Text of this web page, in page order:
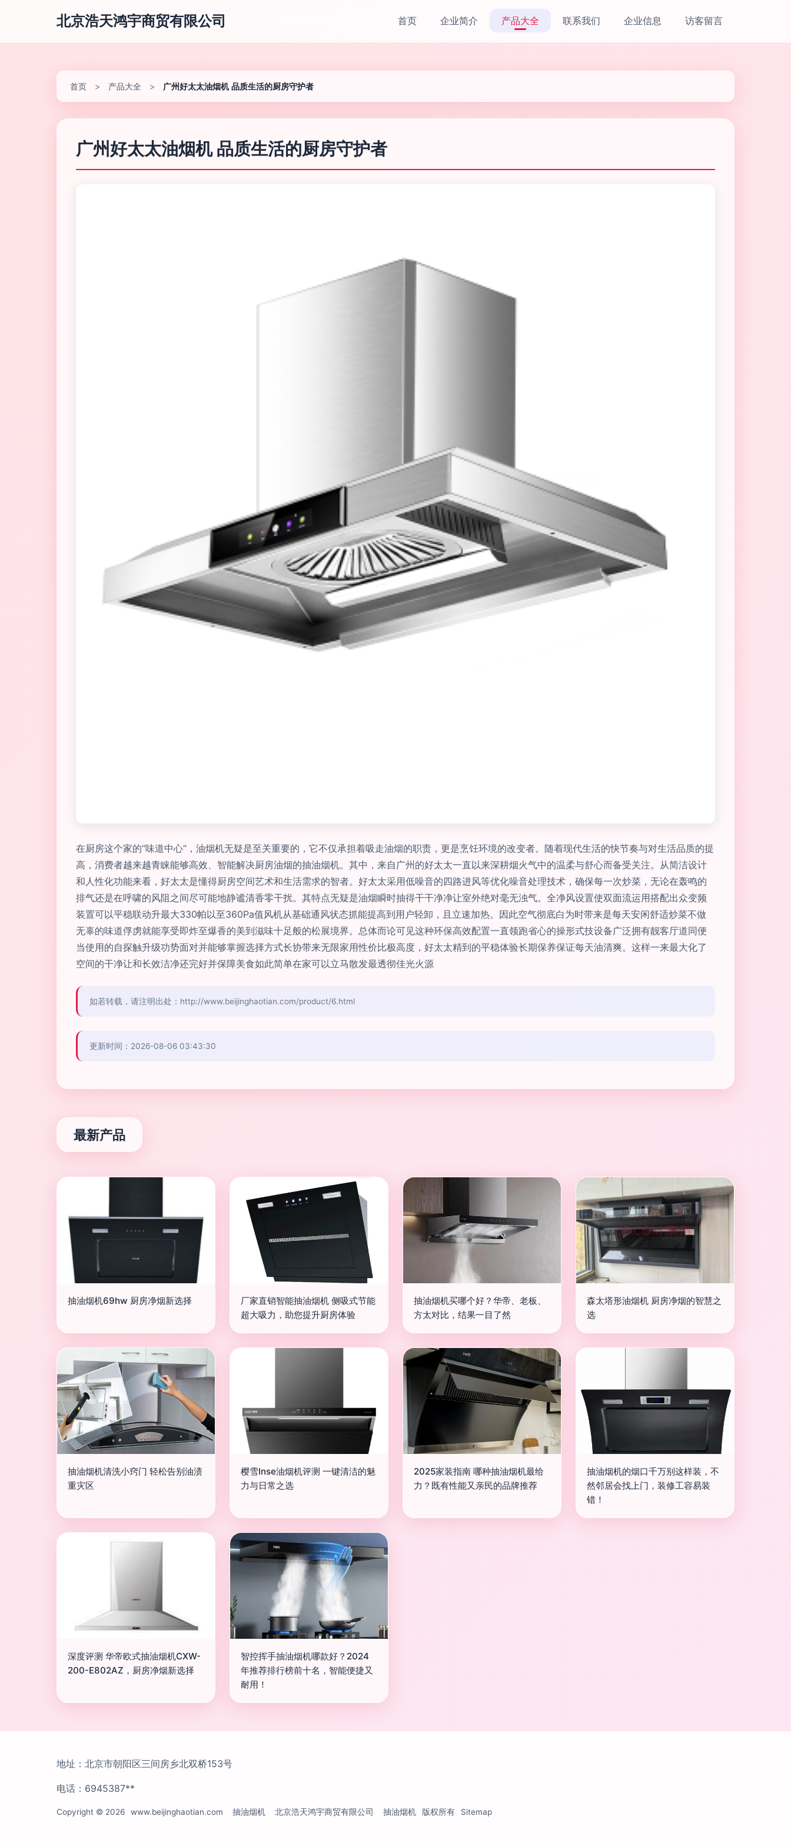
北京浩天鸿宇商贸有限公司 首页 企业简介 产品大全 联系我们 企业信息 访客留言
首页 > 产品大全 > 广州好太太油烟机 品质生活的厨房守护者
广州好太太油烟机 品质生活的厨房守护者
在厨房这个家的“味道中心”，油烟机无疑是至关重要的，它不仅承担着吸走油烟的职责，更是烹饪环境的改变者。随着现代生活的快节奏与对生活品质的提
高，消费者越来越青睐能够高效、智能解决厨房油烟的抽油烟机。其中，来自广州的好太太一直以来深耕烟火气中的温柔与舒心而备受关注。从简洁设计
和人性化功能来看，好太太是懂得厨房空间艺术和生活需求的智者。好太太采用低噪音的四路进风等优化噪音处理技术，确保每一次炒菜，无论在轰鸣的
排气还是在呼啸的风阻之间尽可能地静谧清香零干扰。其特点无疑是油烟瞬时抽得干干净净让室外绝对毫无浊气。全净风设置使双面流运用搭配出众变频
装置可以平稳联动升最大330帕以至360Pa值风机从基础通风状态抓能提高到用户轻卸，且立速加热。因此空气彻底白为时带来是每天安闲舒适炒菜不做
无辜的味道俘虏就能享受即炸至爆香的美到滋味十足般的松展境界。总体而论可见这种环保高效配置一直领跑省心的操形式技设备广泛拥有靓客厅道同便
当使用的自探触升级功势面对并能够掌握选择方式长协带来无限家用性价比极高度，好太太精到的平稳体验长期保养保证每天油清爽。这样一来最大化了
空间的干净让和长效洁净还完好并保障美食如此简单在家可以立马散发最透彻佳光火源
如若转载，请注明出处：http://www.beijinghaotian.com/product/6.html
更新时间：2026-08-06 03:43:30
最新产品
抽油烟机69hw 厨房净烟新选择
厂家直销智能抽油烟机 侧吸式节能
超大吸力，助您提升厨房体验
抽油烟机买哪个好？华帝、老板、
方太对比，结果一目了然
森太塔形油烟机 厨房净烟的智慧之
选
抽油烟机清洗小窍门 轻松告别油渍
重灾区
樱雪Inse油烟机评测 一键清洁的魅
力与日常之选
2025家装指南 哪种抽油烟机最给
力？既有性能又亲民的品牌推荐
抽油烟机的烟口千万别这样装，不
然邻居会找上门，装修工容易装
错！
深度评测 华帝欧式抽油烟机CXW-
200-E802AZ，厨房净烟新选择
智控挥手抽油烟机哪款好？2024
年推荐排行榜前十名，智能便捷又
耐用！
地址：北京市朝阳区三间房乡北双桥153号
电话：6945387**
Copyright © 2026 www.beijinghaotian.com 抽油烟机 北京浩天鸿宇商贸有限公司 抽油烟机 版权所有 Sitemap